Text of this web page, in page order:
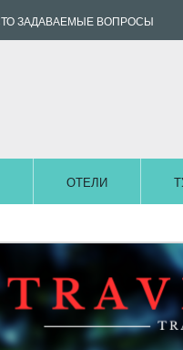
ЗАДАВАЕМЫЕ ВОПРОСЫ
ОТЕЛИ